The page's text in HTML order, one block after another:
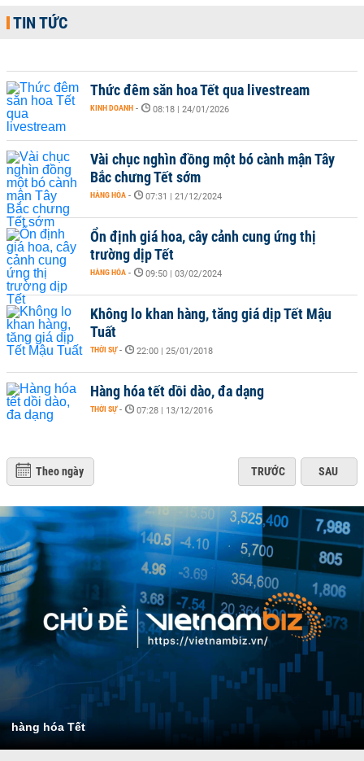
TIN TỨC
Thức đêm săn hoa Tết qua livestream
KINH DOANH - 08:18 | 24/01/2026
Vài chục nghìn đồng một bó cành mận Tây
Bắc chưng Tết sớm
HÀNG HÓA - 07:31 | 21/12/2024
Ổn định giá hoa, cây cảnh cung ứng thị
trường dịp Tết
HÀNG HÓA - 09:50 | 03/02/2024
Không lo khan hàng, tăng giá dịp Tết Mậu
Tuất
THỜI SỰ - 22:00 | 25/01/2018
Hàng hóa tết dồi dào, đa dạng
THỜI SỰ - 07:28 | 13/12/2016
Theo ngày TRƯỚC SAU
hàng hóa Tết